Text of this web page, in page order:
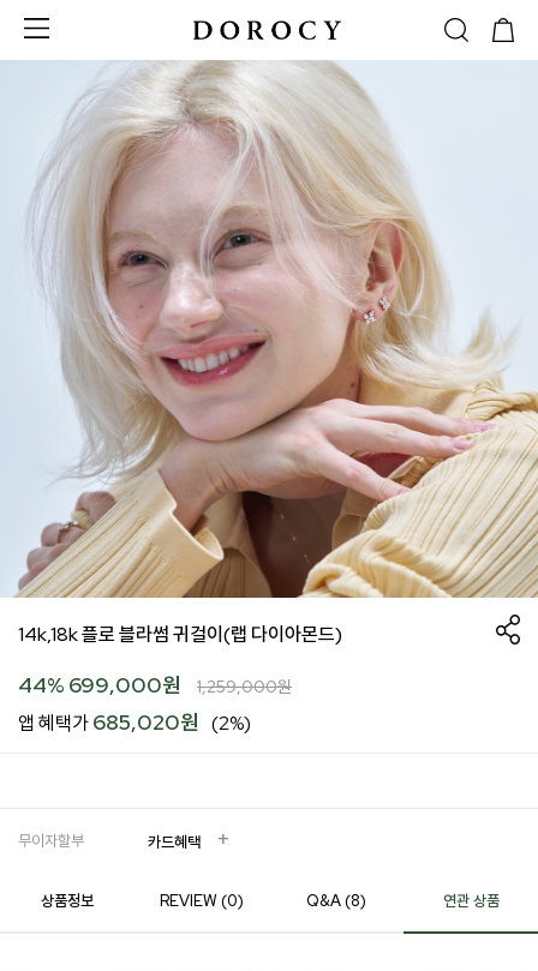
14k,18k 플로 블라썸 귀걸이(랩 다이아몬드)
44% 699,000원 1,259,000원
앱 혜택가685,020원 (2%)
무이자할부 카드혜택
상품정보 REVIEW (0) Q&A (8) 연관 상품